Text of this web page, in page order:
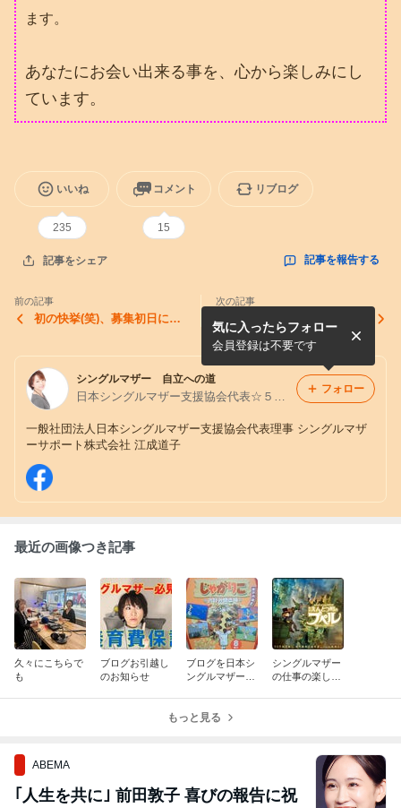
ます。
あなたにお会い出来る事を、心から楽しみにし
ています。
いいね
235
コメント
15
リブログ
記事をシェア 記事を報告する
前の記事
初の快挙(笑)、募集初日に満
次の記事
シングルマザーにとって、と
っても良い話の連続でした
シングルマザー 自立への道
日本シングルマザー支援協会代表☆５人姉妹を育てる江成道子
一般社団法人日本シングルマザー支援協会代表理事 シングルマザ
ーサポート株式会社 江成道子
気に入ったらフォロー
会員登録は不要です
フォロー
最近の画像つき記事
久々にこちらで
も
ブログお引越し
のお知らせ
ブログを日本シ
ングルマザー支
ことに・・・
シングルマザー
の仕事の楽しみ
もっと見る
ABEMA
｢人生を共に｣ 前田敦子 喜びの報告に祝